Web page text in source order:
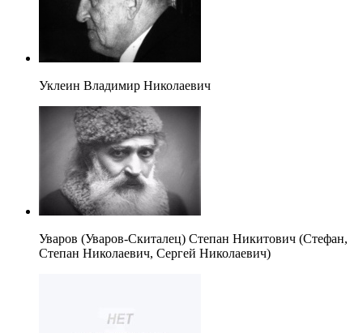
Уклеин Владимир Николаевич
Уваров (Уваров-Скиталец) Степан Никитович (Стефан,
Степан Николаевич, Сергей Николаевич)